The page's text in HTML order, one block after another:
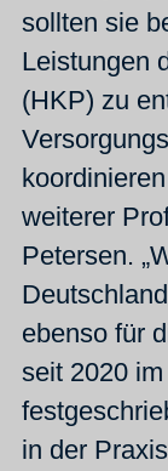
sollten sie
Leistungen
(HKP) zu
weiterer
Petersen.
ebenso für
seit 2020
in der